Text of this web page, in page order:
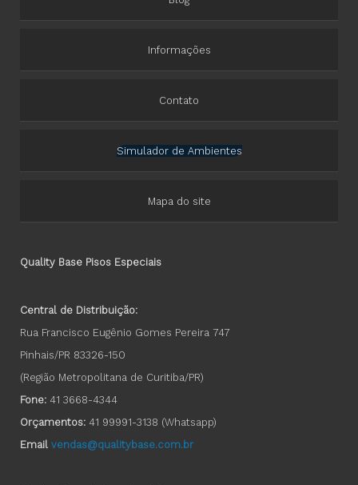
Informações
Contato
Simulador de Ambientes
Mapa do site
Quality Base Pisos Especiais
Central de Distribuição:
Rua Francisco Eugênio Gomes Pereira 747
Pinhais/PR 83326-150
(Região Metropolitana de Curitiba/PR)
Fone: 41 3668-4344
Orçamentos: 41 99991-3138 (Whatsapp)
Email vendas@qualitybase.com.br